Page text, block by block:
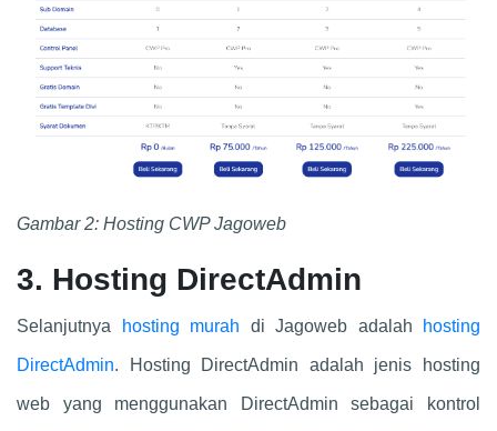
Gambar 2: Hosting CWP Jagoweb
3. Hosting DirectAdmin
Selanjutnya hosting murah di Jagoweb adalah hosting
DirectAdmin. Hosting DirectAdmin adalah jenis hosting
web yang menggunakan DirectAdmin sebagai kontrol